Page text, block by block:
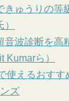
きゅうりの等
音波診断を高
ら）
使えるおすす
ズ